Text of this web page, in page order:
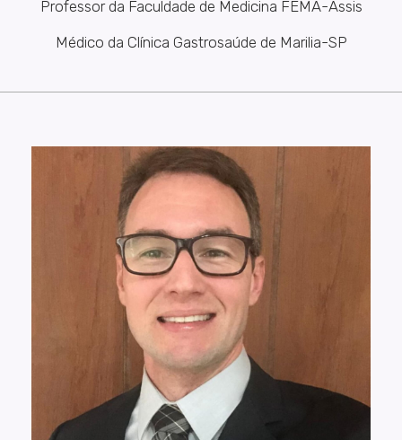
Professor da Faculdade de Medicina FEMA-Assis
Médico da Clínica Gastrosaúde de Marilia-SP